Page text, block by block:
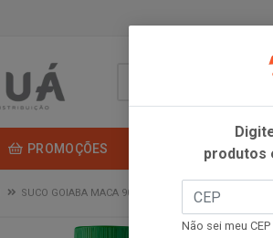
PROMOÇÕES
SUCO GOIABA MACA 900ML CAMPO LARGO
produtos
Não sei meu CEP